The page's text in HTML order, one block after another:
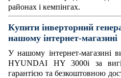
районах і кемпінгах.
Купити інверторний
нашому інтернет-магазині
У нашому інтернет-магазині
HYUNDAI HY 3000i за
гарантією та безкоштовною